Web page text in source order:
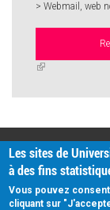
> Webmail, web
(link
PRATIQUE
Plan d'accès
Intranet
Mentions
Données
Les sites de
à des fins
Vous pouvez
cliquant sur